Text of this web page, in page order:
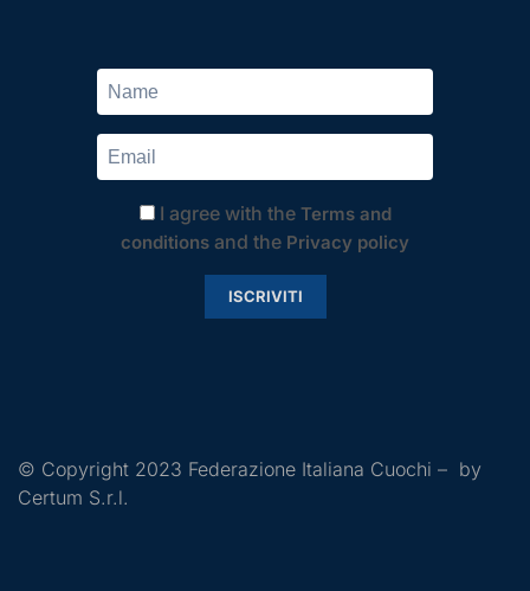
I agree with the Terms and
conditions and the Privacy policy
ISCRIVITI
© Copyright 2023 Federazione Italiana Cuochi – by
Certum S.r.l.